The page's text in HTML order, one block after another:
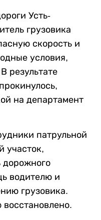
Усть-
грузовика
скорость и
условия,
результате
на департамент
патрульной
участок,
дорожного
водителю и
грузовика.